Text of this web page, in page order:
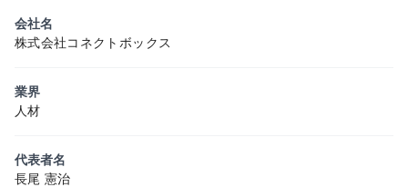
会社名
株式会社コネクトボックス
業界
人材
代表者名
長尾 憲治